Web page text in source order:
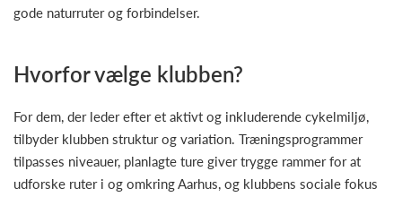
gode naturruter og forbindelser.
Hvorfor vælge klubben?
For dem, der leder efter et aktivt og inkluderende cykelmiljø,
tilbyder klubben struktur og variation. Træningsprogrammer
tilpasses niveauer, planlagte ture giver trygge rammer for at
udforske ruter i og omkring Aarhus, og klubbens sociale fokus